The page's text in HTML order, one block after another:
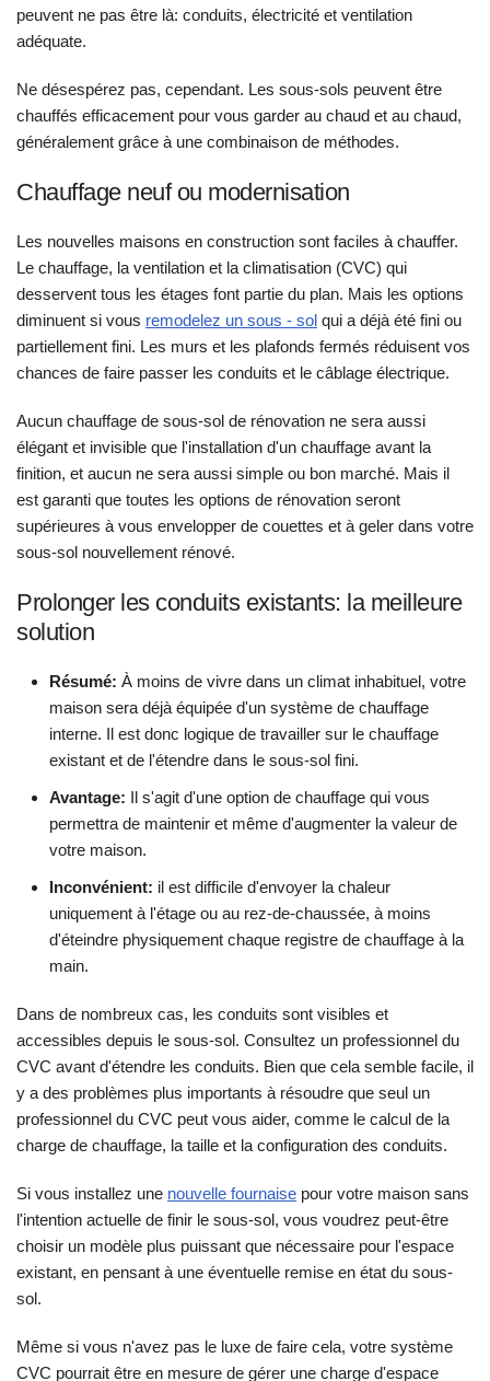
peuvent ne pas être là: conduits, électricité et ventilation
adéquate.
Ne désespérez pas, cependant. Les sous-sols peuvent être
chauffés efficacement pour vous garder au chaud et au chaud,
généralement grâce à une combinaison de méthodes.
Chauffage neuf ou modernisation
Les nouvelles maisons en construction sont faciles à chauffer.
Le chauffage, la ventilation et la climatisation (CVC) qui
desservent tous les étages font partie du plan. Mais les options
diminuent si vous remodelez un sous - sol qui a déjà été fini ou
partiellement fini. Les murs et les plafonds fermés réduisent vos
chances de faire passer les conduits et le câblage électrique.
Aucun chauffage de sous-sol de rénovation ne sera aussi
élégant et invisible que l'installation d'un chauffage avant la
finition, et aucun ne sera aussi simple ou bon marché. Mais il
est garanti que toutes les options de rénovation seront
supérieures à vous envelopper de couettes et à geler dans votre
sous-sol nouvellement rénové.
Prolonger les conduits existants: la meilleure
solution
Résumé: À moins de vivre dans un climat inhabituel, votre
maison sera déjà équipée d'un système de chauffage
interne. Il est donc logique de travailler sur le chauffage
existant et de l'étendre dans le sous-sol fini.
Avantage: Il s'agit d'une option de chauffage qui vous
permettra de maintenir et même d'augmenter la valeur de
votre maison.
Inconvénient: il est difficile d'envoyer la chaleur
uniquement à l'étage ou au rez-de-chaussée, à moins
d'éteindre physiquement chaque registre de chauffage à la
main.
Dans de nombreux cas, les conduits sont visibles et
accessibles depuis le sous-sol. Consultez un professionnel du
CVC avant d'étendre les conduits. Bien que cela semble facile, il
y a des problèmes plus importants à résoudre que seul un
professionnel du CVC peut vous aider, comme le calcul de la
charge de chauffage, la taille et la configuration des conduits.
Si vous installez une nouvelle fournaise pour votre maison sans
l'intention actuelle de finir le sous-sol, vous voudrez peut-être
choisir un modèle plus puissant que nécessaire pour l'espace
existant, en pensant à une éventuelle remise en état du sous-
sol.
Même si vous n'avez pas le luxe de faire cela, votre système
CVC pourrait être en mesure de gérer une charge d'espace